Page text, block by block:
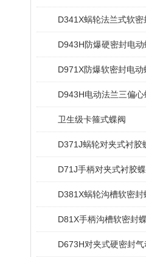
D341X蜗轮法兰式软密
D943H防爆硬密封电动
D971X防爆软密封电动
D943H电动法兰三偏心
卫生级卡箍式蝶阀
D371J蜗轮对夹式衬胶
D71J手柄对夹式衬胶
D381X蜗轮沟槽软密封
D81X手柄沟槽软密封
D673H对夹式硬密封气